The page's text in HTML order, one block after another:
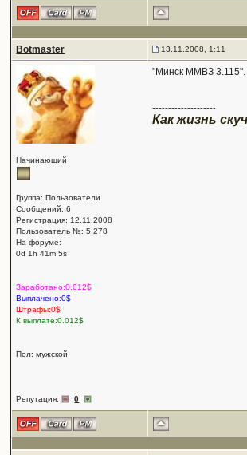
Botmaster 13.11.2008, 1:11
Начинающий
Группа: Пользователи
Сообщений: 6
Регистрация: 12.11.2008
Пользователь №: 5 278
На форуме:
0d 1h 41m 5s
Заработано:0.012$
Выплачено:0$
Штрафы:0$
К выплате:0.012$
Пол: мужской
Репутация: 0
"Минск ММВЗ 3.115".
--------------------
Как жизнь